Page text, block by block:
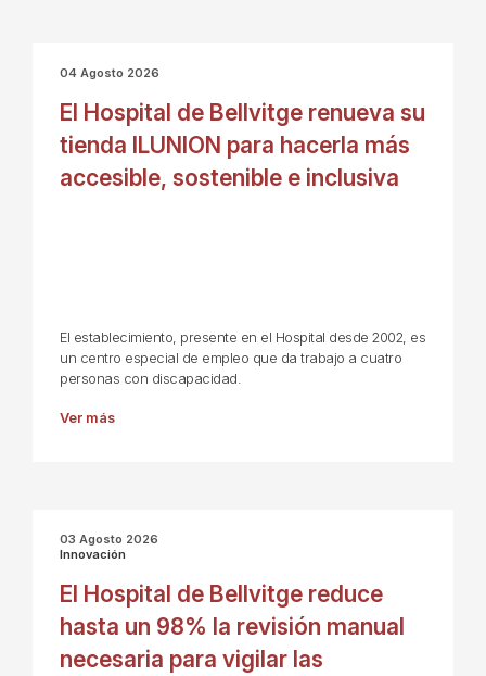
04 Agosto 2026
El Hospital de Bellvitge renueva su
tienda ILUNION para hacerla más
accesible, sostenible e inclusiva
El establecimiento, presente en el Hospital desde 2002, es
un centro especial de empleo que da trabajo a cuatro
personas con discapacidad.
Ver más
03 Agosto 2026
Innovación
El Hospital de Bellvitge reduce
hasta un 98% la revisión manual
necesaria para vigilar las